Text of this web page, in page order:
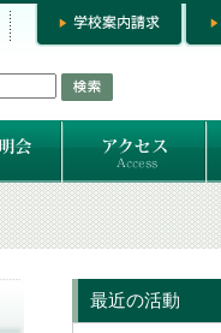
最近の活動